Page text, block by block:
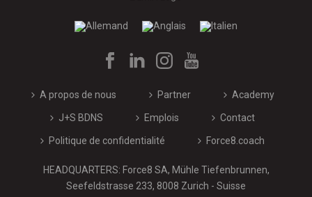
A propos de nous Partner Academy
J+S BDNS Emplois Contact
Politique de confidentialité Force8.coach
HEADQUARTERS: Force8 SA, Mühle Tiefenbrunnen,
Seefeldstrasse 233, 8008 Zurich - Suisse